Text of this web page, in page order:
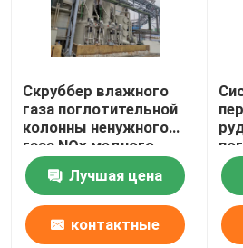
Скруббер влажного
газа поглотительной
колонны ненужного
газа NOx медного
рудника
Лучшая цена
контактные